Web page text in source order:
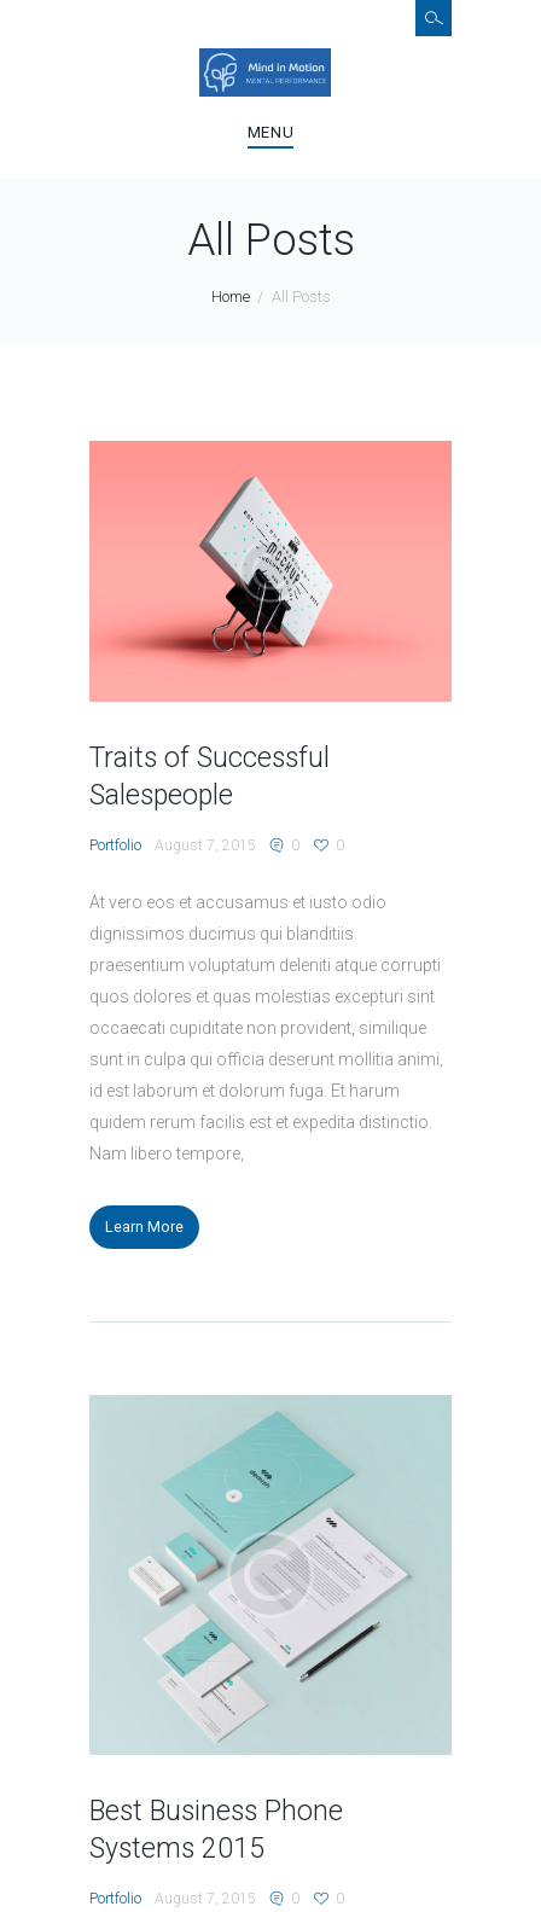
MENU
All Posts
Home All Posts
Traits of Successful
Salespeople
Portfolio August 7, 2015 0 0
At vero eos et accusamus et iusto odio
dignissimos ducimus qui blanditiis
praesentium voluptatum deleniti atque corrupti
quos dolores et quas molestias excepturi sint
occaecati cupiditate non provident, similique
sunt in culpa qui officia deserunt mollitia animi,
id est laborum et dolorum fuga. Et harum
quidem rerum facilis est et expedita distinctio.
Nam libero tempore,
Learn More
Best Business Phone
Systems 2015
Portfolio August 7, 2015 0 0